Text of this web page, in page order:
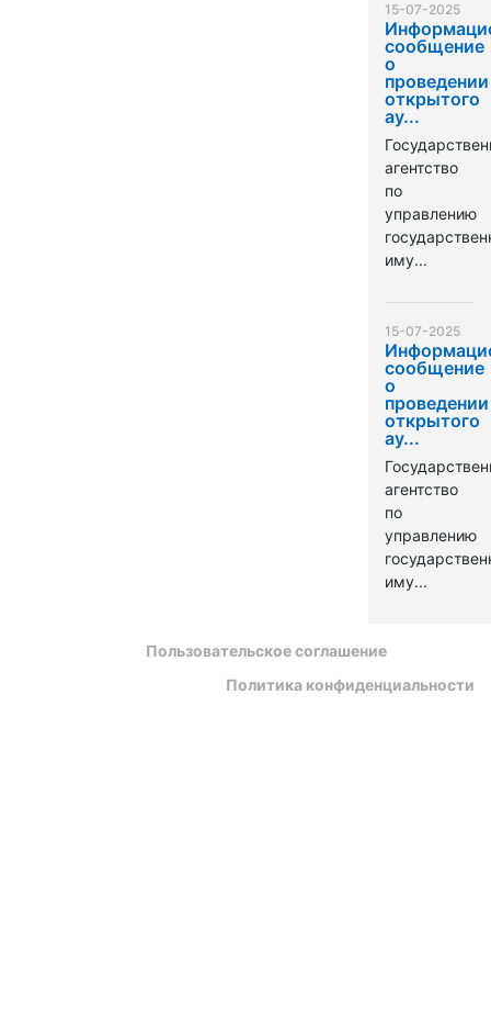
15-07-2025
сообщение
о
проведении
открытого
ау...
агентство
по
управлению
иму...
15-07-2025
сообщение
о
проведении
открытого
ау...
агентство
по
управлению
иму...
Пользовательское соглашение
Политика конфиденциальности